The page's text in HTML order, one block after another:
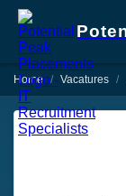
Home Vacatures